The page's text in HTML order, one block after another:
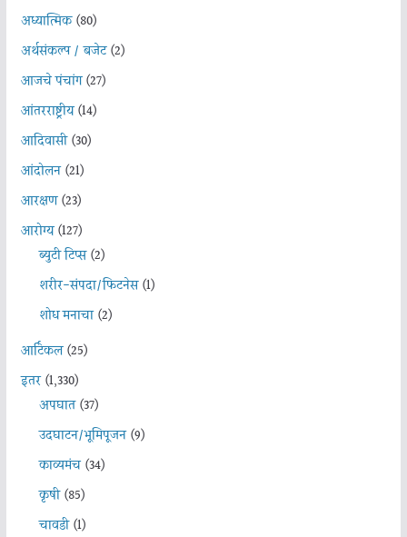
अध्यात्मिक(80)
अर्थसंकल्प / बजेट(2)
आजचे पंचांग(27)
आंतरराष्ट्रीय(14)
आदिवासी(30)
आंदोलन(21)
आरक्षण(23)
आरोग्य(127)
ब्युटी टिप्स(2)
शरीर-संपदा/फिटनेस(1)
शोध मनाचा(2)
आर्टिकल(25)
इतर(1,330)
अपघात(37)
उदघाटन/भूमिपूजन(9)
काव्यमंच(34)
कृषी(85)
चावडी(1)